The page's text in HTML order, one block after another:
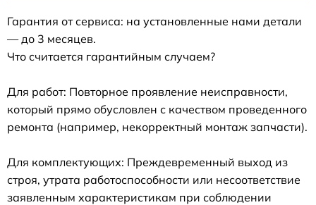
Гарантия от сервиса: на установленные нами детали
— до 3 месяцев.
Что считается гарантийным случаем?
Для работ: Повторное проявление неисправности,
который прямо обусловлен с качеством проведенного
ремонта (например, некорректный монтаж запчасти).
Для комплектующих: Преждевременный выход из
строя, утрата работоспособности или несоответствие
заявленным характеристикам при соблюдении